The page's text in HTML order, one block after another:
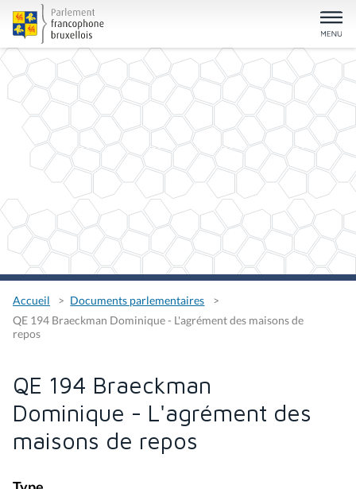
Accueil
Documents parlementaires
QE 194 Braeckman Dominique - L'agrément des maisons de
repos
QE 194 Braeckman
Dominique - L'agrément des
maisons de repos